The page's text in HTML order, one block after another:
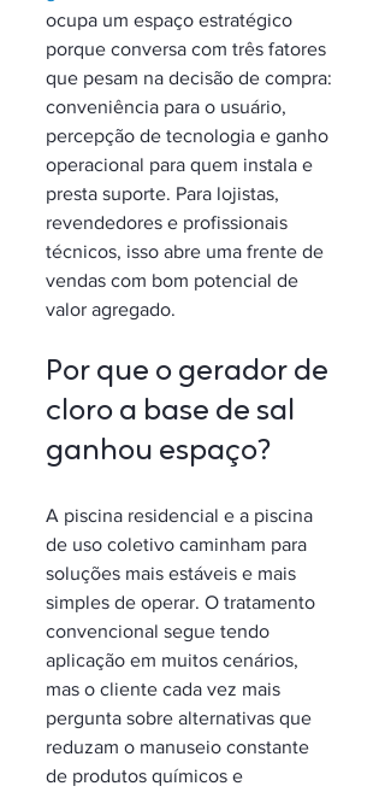
ocupa um espaço estratégico
porque conversa com três fatores
que pesam na decisão de compra:
conveniência para o usuário,
percepção de tecnologia e ganho
operacional para quem instala e
presta suporte. Para lojistas,
revendedores e profissionais
técnicos, isso abre uma frente de
vendas com bom potencial de
valor agregado.
Por que o gerador de
cloro a base de sal
ganhou espaço?
A piscina residencial e a piscina
de uso coletivo caminham para
soluções mais estáveis e mais
simples de operar. O tratamento
convencional segue tendo
aplicação em muitos cenários,
mas o cliente cada vez mais
pergunta sobre alternativas que
reduzam o manuseio constante
de produtos químicos e